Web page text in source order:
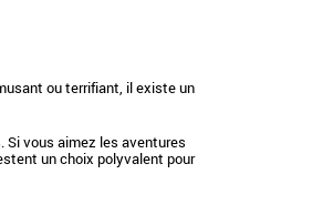
ou terrifiant, il existe un
vous aimez les aventures
un choix polyvalent pour